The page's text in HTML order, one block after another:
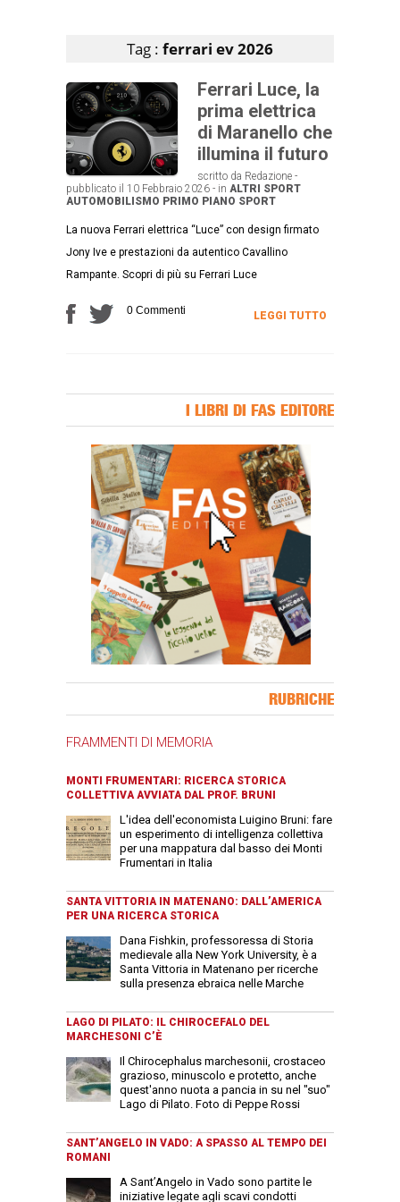
Tag : ferrari ev 2026
Ferrari Luce, la
prima elettrica
di Maranello che
illumina il futuro
scritto da Redazione -
pubblicato il 10 Febbraio 2026 - in ALTRI SPORT
AUTOMOBILISMO PRIMO PIANO SPORT
La nuova Ferrari elettrica “Luce” con design firmato
Jony Ive e prestazioni da autentico Cavallino
Rampante. Scopri di più su Ferrari Luce
0 Commenti LEGGI TUTTO
I LIBRI DI FAS EDITORE
RUBRICHE
FRAMMENTI DI MEMORIA
MONTI FRUMENTARI: RICERCA STORICA
COLLETTIVA AVVIATA DAL PROF. BRUNI
L'idea dell'economista Luigino Bruni: fare
un esperimento di intelligenza collettiva
per una mappatura dal basso dei Monti
Frumentari in Italia
SANTA VITTORIA IN MATENANO: DALL’AMERICA
PER UNA RICERCA STORICA
Dana Fishkin, professoressa di Storia
medievale alla New York University, è a
Santa Vittoria in Matenano per ricerche
sulla presenza ebraica nelle Marche
LAGO DI PILATO: IL CHIROCEFALO DEL
MARCHESONI C’È
Il Chirocephalus marchesonii, crostaceo
grazioso, minuscolo e protetto, anche
quest'anno nuota a pancia in su nel "suo"
Lago di Pilato. Foto di Peppe Rossi
SANT’ANGELO IN VADO: A SPASSO AL TEMPO DEI
ROMANI
A Sant’Angelo in Vado sono partite le
iniziative legate agli scavi condotti